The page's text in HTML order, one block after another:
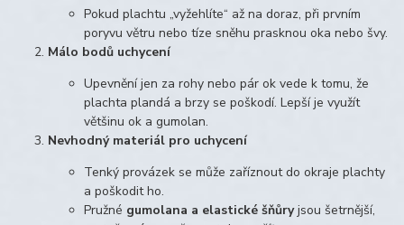
Pokud plachtu „vyžehlíte“ až na doraz, při prvním
poryvu větru nebo tíze sněhu prasknou oka nebo švy.
Málo bodů uchycení
Upevnění jen za rohy nebo pár ok vede k tomu, že
plachta plandá a brzy se poškodí. Lepší je využít
většinu ok a gumolan.
Nevhodný materiál pro uchycení
Tenký provázek se může zaříznout do okraje plachty
a poškodit ho.
Pružné gumolana a elastické šňůryjsou šetrnější,